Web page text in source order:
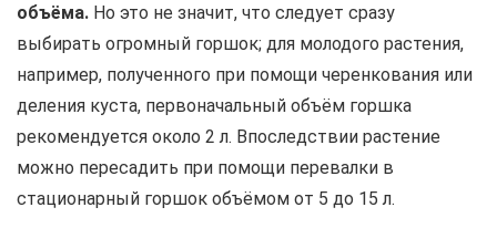
объёма. Но это не значит, что следует сразу
выбирать огромный горшок; для молодого растения,
например, полученного при помощи черенкования или
деления куста, первоначальный объём горшка
рекомендуется около 2 л. Впоследствии растение
можно пересадить при помощи перевалки в
стационарный горшок объёмом от 5 до 15 л.